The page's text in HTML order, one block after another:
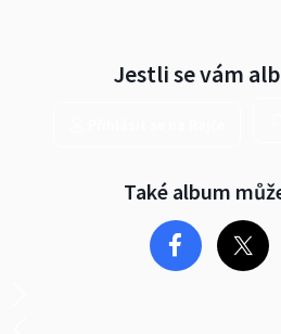
Jestli se vám
Také album